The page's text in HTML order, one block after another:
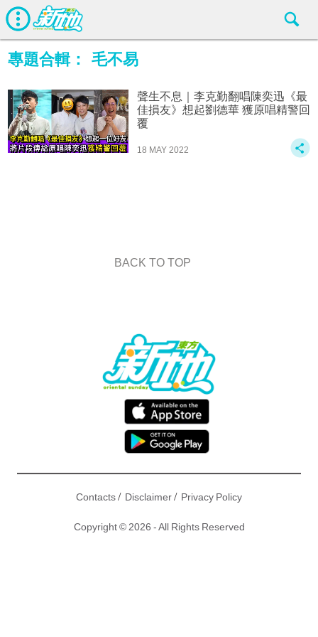
專題合輯： 毛不易
聲生不息｜李克勤翻唱陳奕迅《最
佳損友》想起劉德華 獲原唱精警回
覆
18 MAY 2022
BACK TO TOP
Contacts/ Disclaimer/ Privacy Policy
Copyright © 2026 - All Rights Reserved